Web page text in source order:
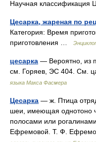
Научная
Цесарка, жареная по
Категория: Время
приготовления …
цесарка — Вероятно, из
см. Горяев, ЭС 404. См.
языка Макса Фасмера
Цесарка — ж. Птица
шеи, имеющая однотоно
полосами или
Ефремовой. Т. Ф.